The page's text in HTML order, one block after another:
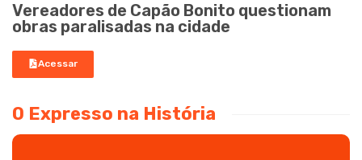
Vereadores de Capão Bonito questionam
obras paralisadas na cidade
Acessar
O Expresso na História